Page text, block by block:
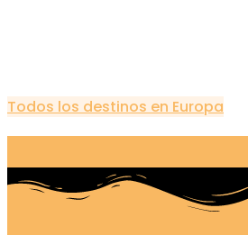
Todos los destinos en Europa